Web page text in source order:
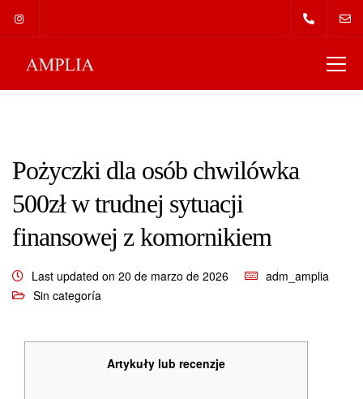
Pożyczki dla osób chwilówka
500zł w trudnej sytuacji
finansowej z komornikiem
Last updated on 20 de marzo de 2026
adm_amplia
Sin categoría
Artykuły lub recenzje